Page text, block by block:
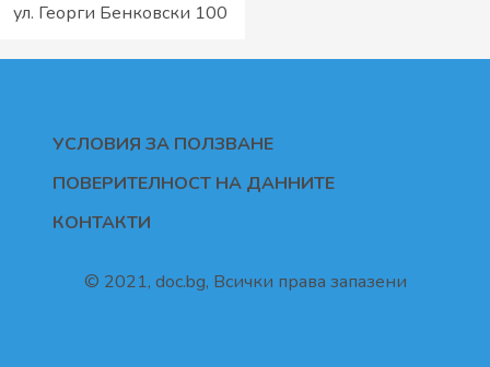
ул. Георги Бенковски 100
УСЛОВИЯ ЗА ПОЛЗВАНЕ
ПОВЕРИТЕЛНОСТ НА ДАННИТЕ
КОНТАКТИ
© 2021, doc.bg, Всички права запазени